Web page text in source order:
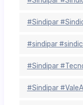
#Sindipar
#sindipar
#Sindipar
#Sindipar